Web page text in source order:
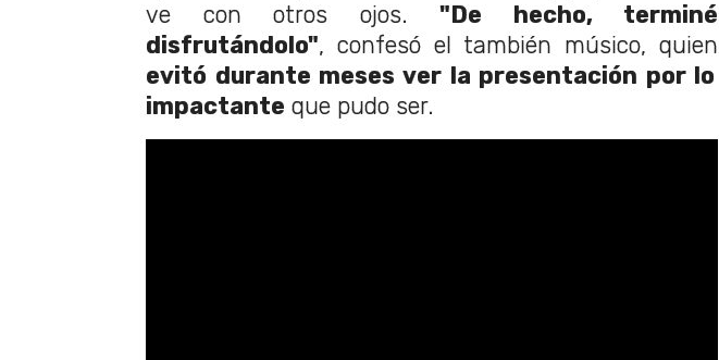
ve con otros ojos. "De hecho, terminé
disfrutándolo", confesó el también músico, quien
evitó durante meses ver la presentación por lo
impactante que pudo ser.